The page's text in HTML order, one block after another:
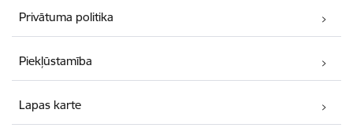
Privātuma politika
Piekļūstamība
Lapas karte